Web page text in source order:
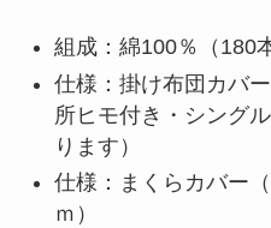
組成：綿100％（180
仕様：掛け布団カバ
所ヒモ付き・シング
ります）
仕様：まくらカバー
ｍ）